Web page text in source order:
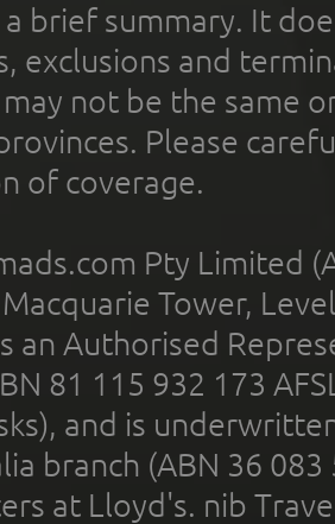
brief summary. It
exclusions and
not be the same
Please
of coverage.
Pty Limited
Tower,
an Authorised
81 115 932 173
and is
branch (ABN 36
at Lloyd's. nib